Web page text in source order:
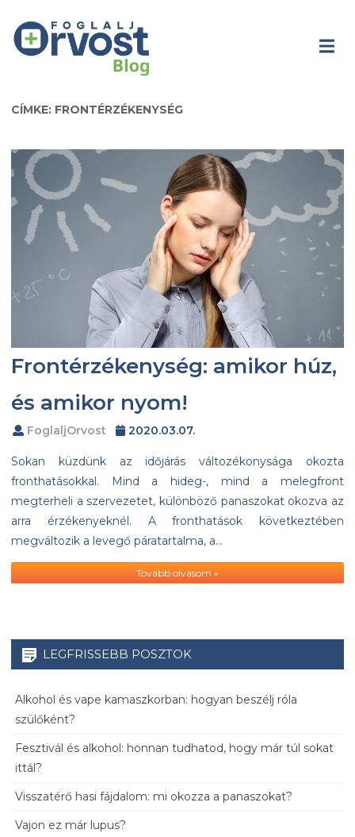
CÍMKE: FRONTÉRZÉKENYSÉG
Frontérzékenység: amikor húz,
és amikor nyom!
FoglaljOrvost 2020.03.07.
Sokan küzdünk az időjárás változékonysága okozta
fronthatásokkal. Mind a hideg-, mind a melegfront
megterheli a szervezetet, különböző panaszokat okozva az
arra érzékenyeknél. A fronthatások következtében
megváltozik a levegő páratartalma, a…
Tovább olvasom »
LEGFRISSEBB POSZTOK
Alkohol és vape kamaszkorban: hogyan beszélj róla
szülőként?
Fesztivál és alkohol: honnan tudhatod, hogy már túl sokat
ittál?
Visszatérő hasi fájdalom: mi okozza a panaszokat?
Vajon ez már lupus?